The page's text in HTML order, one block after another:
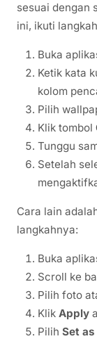
sesuai dengan
ini, ikuti
Buka
Ketik kata
kolom
Pilih
Klik tombol
Tunggu
Setelah
Cara lain
langkahnya:
Buka
Scroll ke
Pilih foto
Klik Apply
Pilih Set